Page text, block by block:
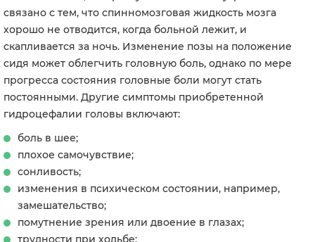
связано с тем, что спинномозговая жидкость мозга
хорошо не отводится, когда больной лежит, и
скапливается за ночь. Изменение позы на положение
сидя может облегчить головную боль, однако по мере
прогресса состояния головные боли могут стать
постоянными. Другие симптомы приобретенной
гидроцефалии головы включают:
боль в шее;
плохое самочувствие;
сонливость;
изменения в психическом состоянии, например,
замешательство;
помутнение зрения или двоение в глазах;
трудности при ходьбе;